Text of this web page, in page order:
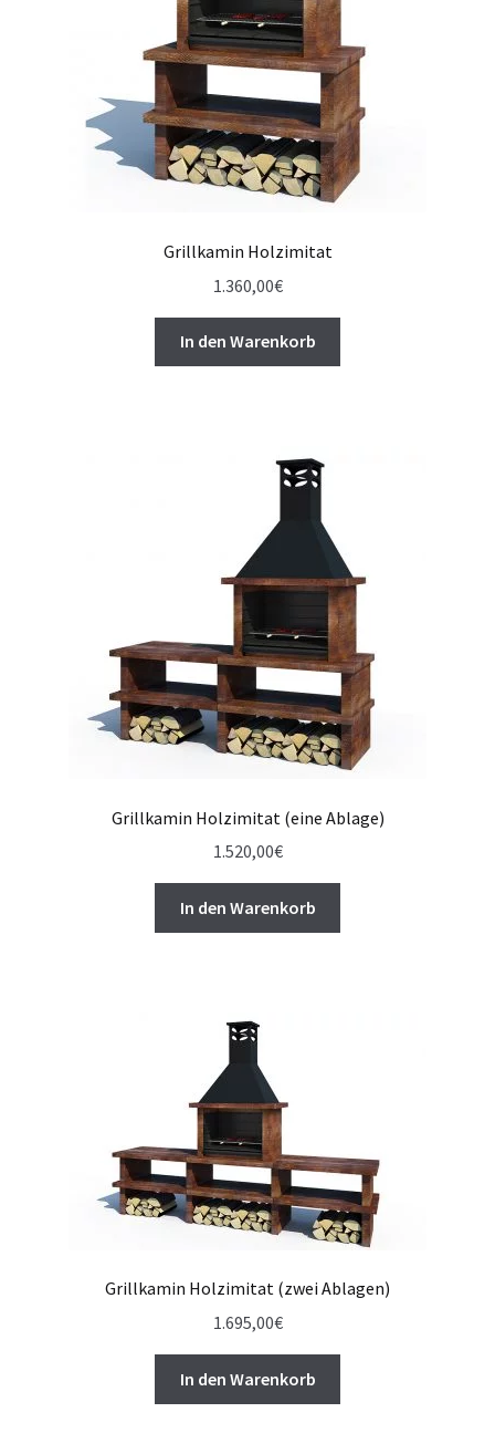
Grillkamin Holzimitat
1.360,00€
In den Warenkorb
Grillkamin Holzimitat (eine Ablage)
1.520,00€
In den Warenkorb
Grillkamin Holzimitat (zwei Ablagen)
1.695,00€
In den Warenkorb